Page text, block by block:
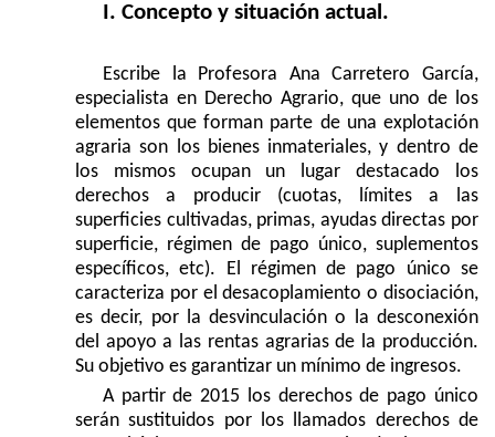
I. Concepto y situación actual.
Escribe la Profesora Ana Carretero García,
especialista en Derecho Agrario, que uno de los
elementos que forman parte de una explotación
agraria son los bienes inmateriales, y dentro de
los mismos ocupan un lugar destacado los
derechos a producir (cuotas, límites a las
superficies cultivadas, primas, ayudas directas por
superficie, régimen de pago único, suplementos
específicos, etc). El régimen de pago único se
caracteriza por el desacoplamiento o disociación,
es decir, por la desvinculación o la desconexión
del apoyo a las rentas agrarias de la producción.
Su objetivo es garantizar un mínimo de ingresos.
A partir de 2015 los derechos de pago único
serán sustituidos por los llamados derechos de